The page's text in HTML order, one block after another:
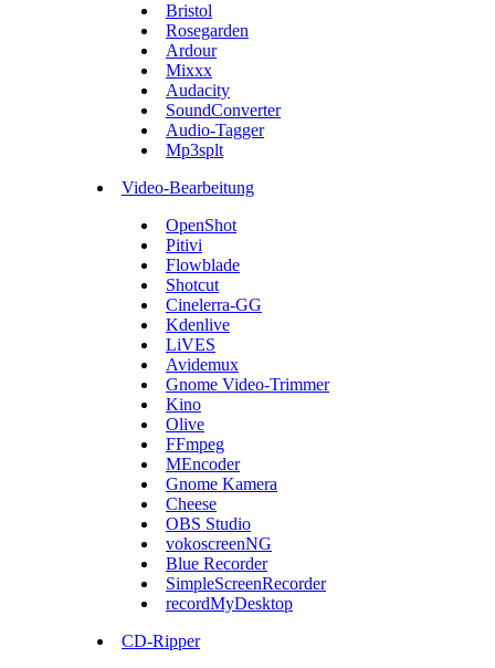
Bristol
Rosegarden
Ardour
Mixxx
Audacity
SoundConverter
Audio-Tagger
Mp3splt
Video-Bearbeitung
OpenShot
Pitivi
Flowblade
Shotcut
Cinelerra-GG
Kdenlive
LiVES
Avidemux
Gnome Video-Trimmer
Kino
Olive
FFmpeg
MEncoder
Gnome Kamera
Cheese
OBS Studio
vokoscreenNG
Blue Recorder
SimpleScreenRecorder
recordMyDesktop
CD-Ripper